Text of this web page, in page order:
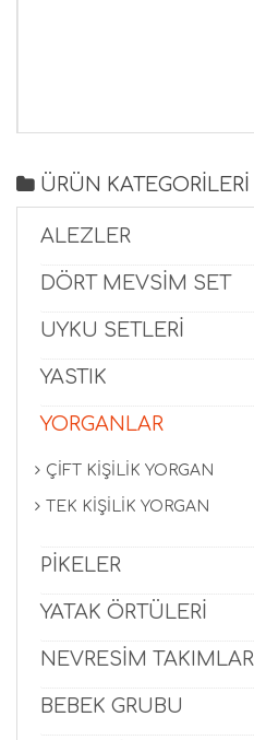
ÜRÜN KATEGORİLERİ
ALEZLER
DÖRT MEVSİM SET
UYKU SETLERİ
YASTIK
YORGANLAR
ÇİFT KİŞİLİK YORGAN
TEK KİŞİLİK YORGAN
PİKELER
YATAK ÖRTÜLERİ
NEVRESİM TAKIMLARI
BEBEK GRUBU